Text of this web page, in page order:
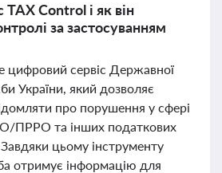
Control і як він
за застосуванням
сервіс Державної
України, який дозволяє
про порушення у сфері
ПРРО та інших податкових
цьому інструменту
отримує інформацію для